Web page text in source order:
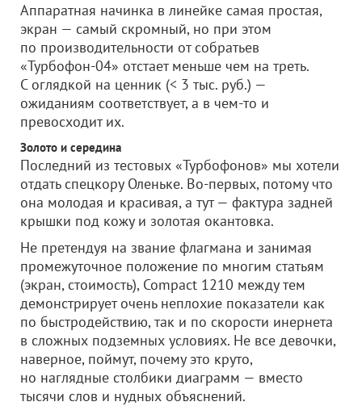
Аппаратная начинка в линейке самая простая,
экран — самый скромный, но при этом
по производительности от собратьев
«Турбофон-04» отстает меньше чем на треть.
С оглядкой на ценник (< 3 тыс. руб.) —
ожиданиям соответствует, а в чем-то и
превосходит их.
Золото и середина
Последний из тестовых «Турбофонов» мы хотели
отдать спецкору Оленьке. Во-первых, потому что
она молодая и красивая, а тут — фактура задней
крышки под кожу и золотая окантовка.
Не претендуя на звание флагмана и занимая
промежуточное положение по многим статьям
(экран, стоимость), Compact 1210 между тем
демонстрирует очень неплохие показатели как
по быстродействию, так и по скорости инернета
в сложных подземных условиях. Не все девочки,
наверное, поймут, почему это круто,
но наглядные столбики диаграмм — вместо
тысячи слов и нудных объяснений.